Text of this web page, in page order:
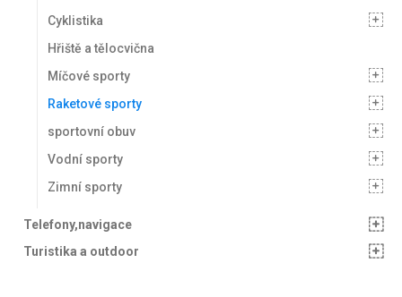
Cyklistika
Hřiště a tělocvična
Míčové sporty
Raketové sporty
sportovní obuv
Vodní sporty
Zimní sporty
Telefony,navigace
Turistika a outdoor